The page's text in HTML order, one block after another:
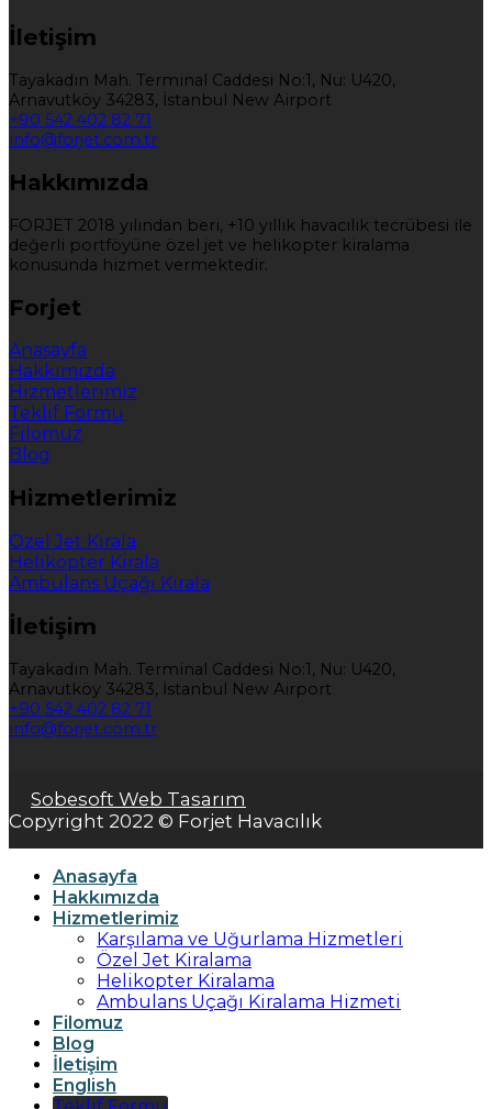
İletişim
Tayakadın Mah. Terminal Caddesi No:1, Nu: U420,
Arnavutköy 34283, İstanbul New Airport
+90 542 402 82 71
info@forjet.com.tr
Hakkımızda
FORJET 2018 yılından beri, +10 yıllık havacılık tecrübesi ile
değerli portföyüne özel jet ve helikopter kiralama
konusunda hizmet vermektedir.
Forjet
Anasayfa
Hakkımızda
Hizmetlerimiz
Teklif Formu
Filomuz
Blog
Hizmetlerimiz
Özel Jet Kirala
Helikopter Kirala
Ambulans Uçağı Kirala
İletişim
Tayakadın Mah. Terminal Caddesi No:1, Nu: U420,
Arnavutköy 34283, İstanbul New Airport
+90 542 402 82 71
info@forjet.com.tr
Sobesoft Web Tasarım
Copyright 2022 © Forjet Havacılık
Anasayfa
Hakkımızda
Hizmetlerimiz
Karşılama ve Uğurlama Hizmetleri
Özel Jet Kiralama
Helikopter Kiralama
Ambulans Uçağı Kiralama Hizmeti
Filomuz
Blog
İletişim
English